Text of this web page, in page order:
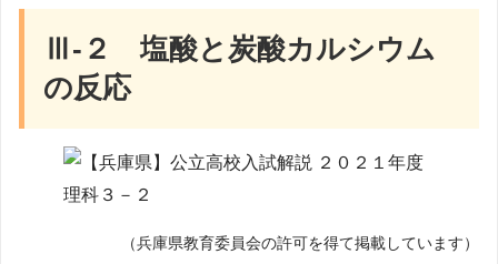
Ⅲ-２ 塩酸と炭酸カルシウム
の反応
（兵庫県教育委員会の許可を得て掲載しています）